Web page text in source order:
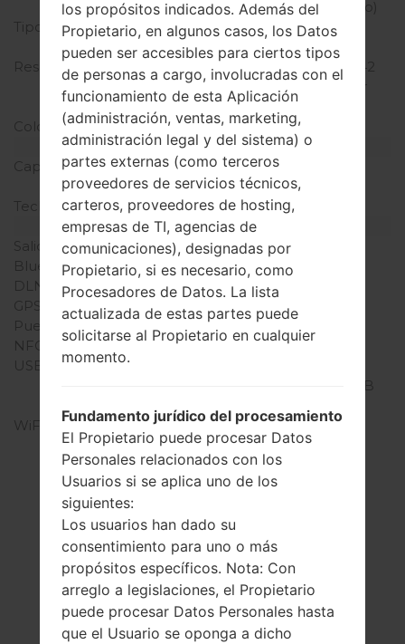
relación pantalla-cuerpo)
Tipo de Pantalla
IPS LCD pantalla tactil
capacitiva
Resolución de Pantalla
1080 x 2160 píxeles (~442
densidad de píxeles por
pulgada)
Colores de pantalla
16M colores
Batería y Teclado
Capacidad de batería
No extraíble Li-Po 3000
mAh
Teclado físico
-
Interfaces
Salida de audio
3.5mm jack
Bluetooth
versión 4.2, A2DP, LE
DLNA
Sí
GPS
A-GPS, GLONASS
Puerto infrarrojo
No
NFC
Sí
USB
conector reversible, USB
WiFi
Wi-Fi802.11b/g/n, Wi-Fi
Direct, DLNA, hotspot
El Firmware
LGQ725K(LMQ725K)
akaLG Q7 Plus
los propósitos indicados. Además del
Propietario, en algunos casos, los Datos
pueden ser accesibles para ciertos tipos
de personas a cargo, involucradas con el
funcionamiento de esta Aplicación
(administración, ventas, marketing,
administración legal y del sistema) o
partes externas (como terceros
proveedores de servicios técnicos,
carteros, proveedores de hosting,
empresas de TI, agencias de
comunicaciones), designadas por
Propietario, si es necesario, como
Procesadores de Datos. La lista
actualizada de estas partes puede
solicitarse al Propietario en cualquier
momento.
Fundamento jurídico del procesamiento
El Propietario puede procesar Datos
Personales relacionados con los
Usuarios si se aplica uno de los
siguientes:
Los usuarios han dado su
consentimiento para uno o más
propósitos específicos. Nota: Con
arreglo a legislaciones, el Propietario
puede procesar Datos Personales hasta
que el Usuario se oponga a dicho